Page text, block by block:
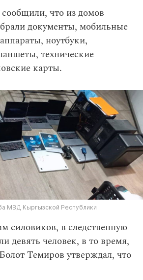
что из домов
документы, мобильные
ноутбуки,
технические
карты.
МВД Кыргызской Республики
силовиков, в следственную
девять человек, в то время,
Темиров утверждал, что